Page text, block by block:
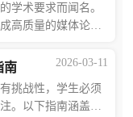
学术要求而闻名。
高质量的媒体论文
2026-03-11
南
挑战性，学生必须
。以下指南涵盖了